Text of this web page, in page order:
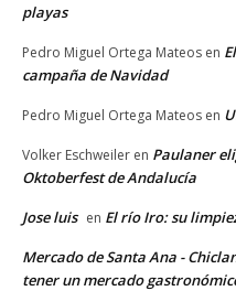
playas
Pedro Miguel Ortega Mateos en
campaña de Navidad
Pedro Miguel Ortega Mateos en
Volker Eschweiler en Paulaner
Oktoberfest de Andalucía
Jose luis en El río Iro: su
Mercado de Santa Ana -
tener un mercado